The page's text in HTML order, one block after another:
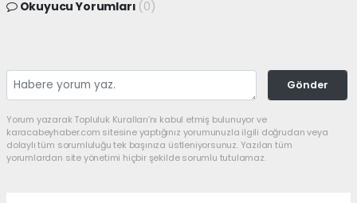
Okuyucu Yorumları (0)
Gönder
Yorum yazarak Topluluk Kuralları’nı kabul etmiş bulunuyor ve
karacabeyhaber.com sitesine yaptığınız yorumunuzla ilgili doğrudan veya
dolaylı tüm sorumluluğu tek başınıza üstleniyorsunuz. Yazılan tüm
yorumlardan site yönetimi hiçbir şekilde sorumlu tutulamaz.